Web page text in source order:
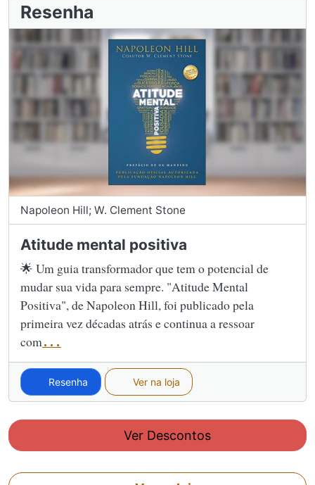
Resenha
Napoleon Hill; W. Clement Stone
Atitude mental positiva
🌟 Um guia transformador que tem o potencial de
mudar sua vida para sempre. "Atitude Mental
Positiva", de Napoleon Hill, foi publicado pela
primeira vez décadas atrás e continua a ressoar
com...
Resenha Ver na loja
Ver Descontos